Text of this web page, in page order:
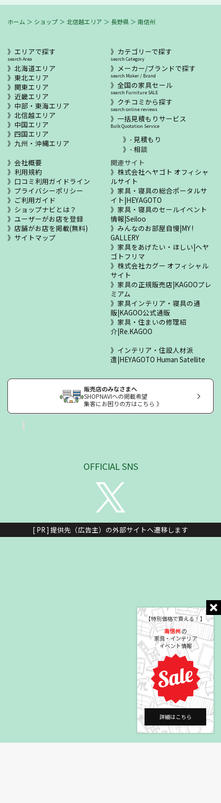
【特別価格で買える！】
南信州の
家具・インテリア
イベント情報
詳細はこちら
ホーム ＞ ショップ ＞ 北信越エリア ＞ 長野県 ＞ 南信州
エリアで探す
search Area
北海道エリア
東北エリア
関東エリア
近畿エリア
中部・東海エリア
北信越エリア
中国エリア
四国エリア
九州・沖縄エリア
カテゴリーで探す
search Category
メーカー/ブランドで探す
search Maker / Brand
全国の家具セール
search Furniture SALE
クチコミから探す
search online reviews
一括見積もりサービス
Bulk Quotation Service
- 見積もり
- 相談
会社概要
利用規約
口コミ利用ガイドライン
プライバシーポリシー
ご利用ガイド
ショップナビとは？
ユーザーがお店を登録
店舗がお店を掲載(無料)
サイトマップ
関連サイト
株式会社ヘヤゴト オフィシャ
ルサイト
家具・寝具の総合ポータルサ
イト|HEYAGOTO
家具・寝具のセールイベント
情報|Seiloo
みんなのお部屋自慢|MY !
GALLERY
家具をあげたい・ほしい|ヘヤ
ゴトフリマ
株式会社カグー オフィシャル
サイト
家具の正規販売店|KAGOOプレ
ミアム
家具インテリア・寝具の通
販|KAGOO公式通販
家具・住まいの修理紹
介|Re.KAGOO
インテリア・住設人材派
遣|HEYAGOTO Human Satellite
販売店のみなさまへ
SHOPNAVIへの掲載希望
集客にお困りの方はこちら 》
OFFICIAL SNS
[ PR ] 提供先（広告主）の外部サイトへ遷移します